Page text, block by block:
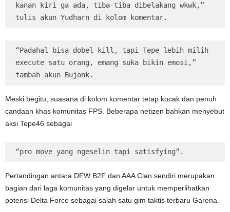
kanan kiri ga ada, tiba-tiba dibelakang wkwk,”
tulis akun Yudharn di kolom komentar.
“Padahal bisa dobel kill, tapi Tepe lebih milih
execute satu orang, emang suka bikin emosi,”
tambah akun Bujonk.
Meski begitu, suasana di kolom komentar tetap kocak dan penuh
candaan khas komunitas FPS. Beberapa netizen bahkan menyebut
aksi Tepe46 sebagai
“pro move yang ngeselin tapi satisfying”.
Pertandingan antara DFW B2F dan AAA Clan sendiri merupakan
bagian dari laga komunitas yang digelar untuk memperlihatkan
potensi Delta Force sebagai salah satu gim taktis terbaru Garena.